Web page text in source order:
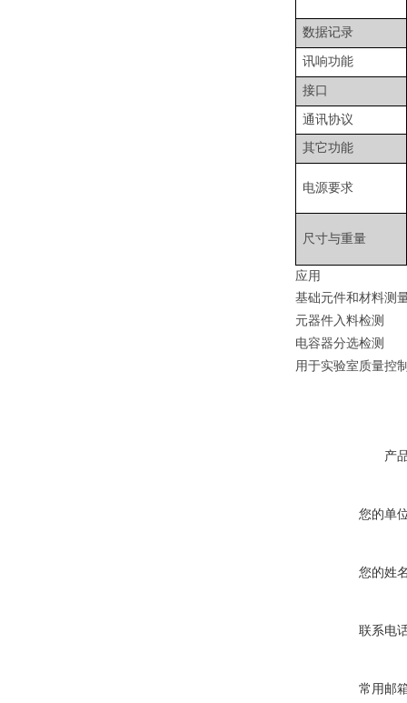
数据记录
讯响功能
接口
通讯协议
其它功能
电源要求
尺寸与重量
应用
基础元件和材料测
元器件入料检测
电容器分选检测
用于实验室质量控
产
您的单
您的姓
联系电
常用邮